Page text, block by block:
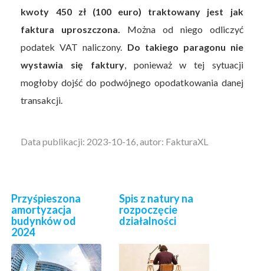
kwoty 450 zł (100 euro) traktowany jest jak
faktura uproszczona. Można od niego odliczyć
podatek VAT naliczony. Do takiego paragonu nie
wystawia się faktury, ponieważ w tej sytuacji
mogłoby dojść do podwójnego opodatkowania danej
transakcji.
Data publikacji: 2023-10-16, autor: FakturaXL
Przyśpieszona
amortyzacja
budynków od
2024
Spis z natury na
rozpoczęcie
działalności